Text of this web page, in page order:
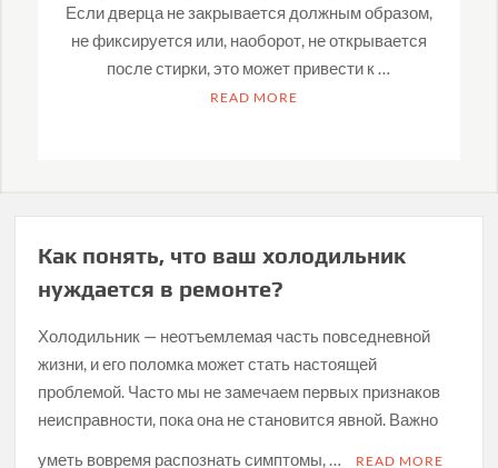
Если дверца не закрывается должным образом,
не фиксируется или, наоборот, не открывается
после стирки, это может привести к …
READ MORE
Как понять, что ваш холодильник
нуждается в ремонте?
Холодильник — неотъемлемая часть повседневной
жизни, и его поломка может стать настоящей
проблемой. Часто мы не замечаем первых признаков
неисправности, пока она не становится явной. Важно
уметь вовремя распознать симптомы, …
READ MORE